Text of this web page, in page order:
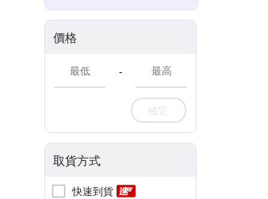
價格
-
確定
取貨方式
快速到貨